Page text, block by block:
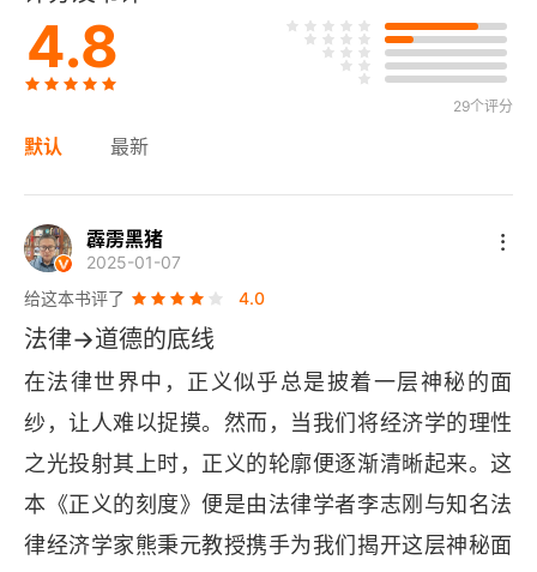
4.8
29个评分
默认 最新
霹雳黑猪
2025-01-07
给这本书评了
4.0
法律→道德的底线
在法律世界中，正义似乎总是披着一层神秘的面
纱，让人难以捉摸。然而，当我们将经济学的理性
之光投射其上时，正义的轮廓便逐渐清晰起来。这
本《正义的刻度》便是由法律学者李志刚与知名法
律经济学家熊秉元教授携手为我们揭开这层神秘面